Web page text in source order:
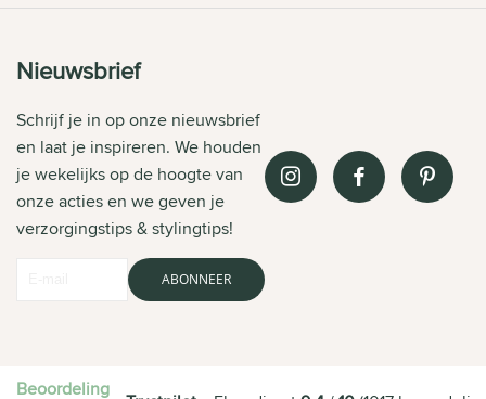
Nieuwsbrief
Schrijf je in op onze nieuwsbrief
en laat je inspireren. We houden
je wekelijks op de hoogte van
onze acties en we geven je
verzorgingstips & stylingtips!
ABONNEER
Beoordeling